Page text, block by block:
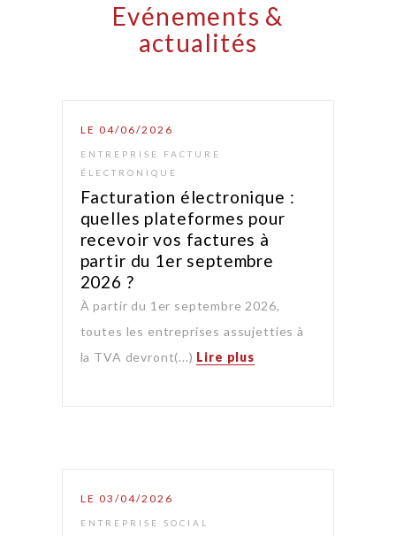
Evénements &
actualités
LE 04/06/2026
ENTREPRISE FACTURE
ÉLECTRONIQUE
Facturation électronique :
quelles plateformes pour
recevoir vos factures à
partir du 1er septembre
2026 ?
À partir du 1er septembre 2026,
toutes les entreprises assujetties à
la TVA devront(...) Lire plus
LE 03/04/2026
ENTREPRISE SOCIAL